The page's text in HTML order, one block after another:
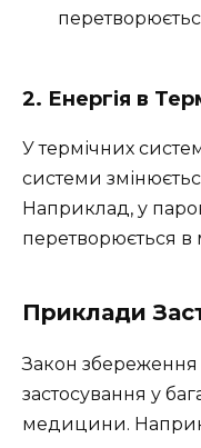
2. Енергія в
У термічних
системи
Наприклад, у
перетворюється в
Приклади
Закон збереження
застосування у
медицини.